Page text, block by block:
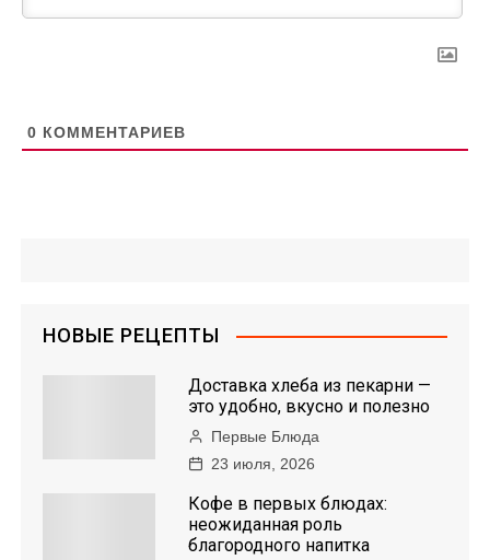
0 КОММЕНТАРИЕВ
НОВЫЕ РЕЦЕПТЫ
Доставка хлеба из пекарни —
это удобно, вкусно и полезно
Первые Блюда
23 июля, 2026
Кофе в первых блюдах:
неожиданная роль
благородного напитка